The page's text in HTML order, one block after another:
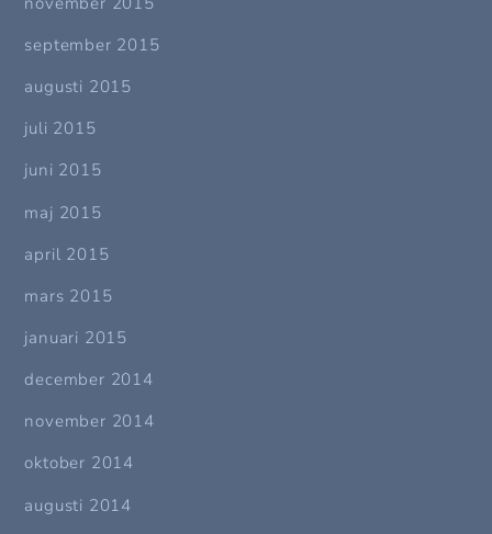
september 2015
augusti 2015
juli 2015
juni 2015
maj 2015
april 2015
mars 2015
januari 2015
december 2014
november 2014
oktober 2014
augusti 2014